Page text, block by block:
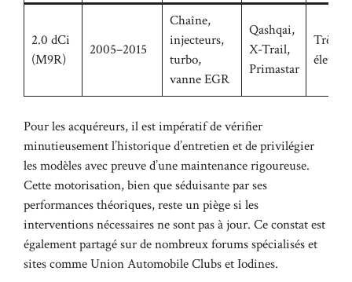
2.0 dCi
(M9R)
2005–2015
Chaîne,
injecteurs,
turbo,
vanne EGR
Qashqai,
X-Trail,
Primastar
Très
élevé
Pour les acquéreurs, il est impératif de vérifier
minutieusement l’historique d’entretien et de privilégier
les modèles avec preuve d’une maintenance rigoureuse.
Cette motorisation, bien que séduisante par ses
performances théoriques, reste un piège si les
interventions nécessaires ne sont pas à jour. Ce constat est
également partagé sur de nombreux forums spécialisés et
sites commeUnion Automobile ClubsetIodines.